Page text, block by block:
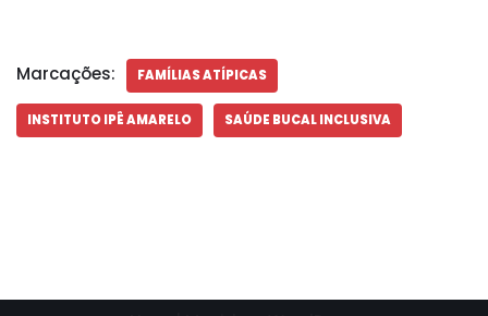
Marcações: FAMÍLIAS ATÍPICAS
INSTITUTO IPÊ AMARELO SAÚDE BUCAL INCLUSIVA